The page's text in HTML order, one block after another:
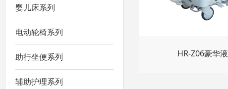
婴儿床系列
电动轮椅系列
助行坐便系列
辅助护理系列
HR-Z06豪华